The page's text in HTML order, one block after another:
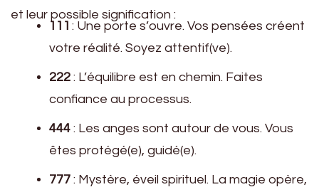
et leur possible signification :
111 : Une porte s’ouvre. Vos pensées créent
votre réalité. Soyez attentif(ve).
222 : L’équilibre est en chemin. Faites
confiance au processus.
444 : Les anges sont autour de vous. Vous
êtes protégé(e), guidé(e).
777 : Mystère, éveil spirituel. La magie opère,